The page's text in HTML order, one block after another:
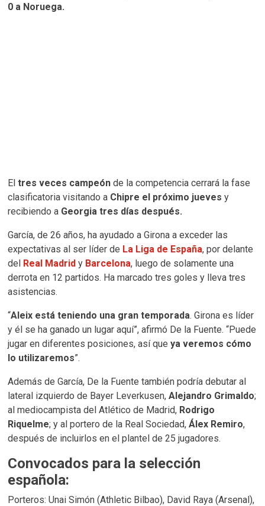
0 a Noruega.
El tres veces campeónde la competencia cerrará la fase
clasificatoria visitando a Chipre el próximo jueves y
recibiendo a Georgia tres días después.
García, de 26 años, ha ayudado a Girona a exceder las
expectativas al ser líder de La Liga de España, por delante
del Real Madridy Barcelona, luego de solamente una
derrota en 12 partidos. Ha marcado tres goles y lleva tres
asistencias.
“Aleix está teniendo una gran temporada. Girona es líder
y él se ha ganado un lugar aquí”, afirmó De la Fuente. “Puede
jugar en diferentes posiciones, así queya veremos cómo
lo utilizaremos”.
Además de García, De la Fuente también podría debutar al
lateral izquierdo de Bayer Leverkusen,Alejandro Grimaldo;
al mediocampista del Atlético de Madrid, Rodrigo
Riquelme; y al portero de la Real Sociedad,Álex Remiro,
después de incluirlos en el plantel de 25 jugadores.
Convocados para la selección
española:
Porteros: Unai Simón (Athletic Bilbao), David Raya (Arsenal),